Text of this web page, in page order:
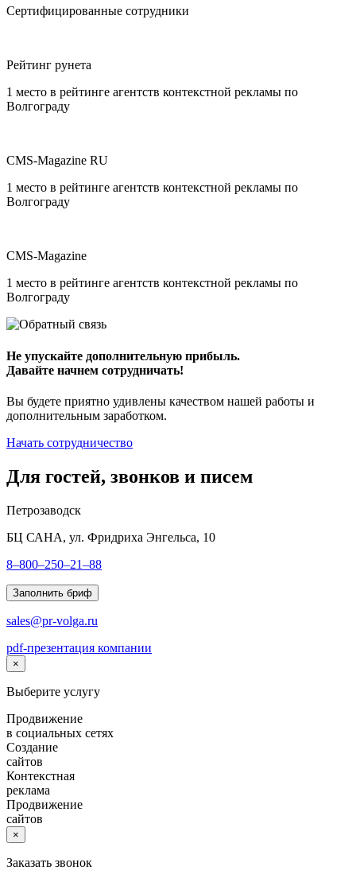
Сертифицированные сотрудники
Рейтинг рунета
1 место в рейтинге агентств контекстной рекламы по
Волгограду
CMS-Magazine RU
1 место в рейтинге агентств контекстной рекламы по
Волгограду
CMS-Magazine
1 место в рейтинге агентств контекстной рекламы по
Волгограду
Не упускайте дополнительную прибыль.
Давайте начнем сотрудничать!
Вы будете приятно удивлены качеством нашей работы и
дополнительным заработком.
Начать сотрудничество
Для гостей, звонков и писем
Петрозаводск
БЦ САНА, ул. Фридриха Энгельса, 10
8–800–250–21–88
Заполнить бриф
sales@pr-volga.ru
pdf-презентация компании
×
Выберите услугу
Продвижение
в социальных сетях
Создание
сайтов
Контекстная
реклама
Продвижение
сайтов
×
Заказать звонок